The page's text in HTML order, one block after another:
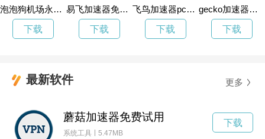
泡泡狗机场永久免费加速
下载
易飞加速器免费试用
下载
飞鸟加速器pc版下载
下载
gecko加速器官网网址
下载
最新软件 更多
蘑菇加速器免费试用
系统工具 5.47MB
下载